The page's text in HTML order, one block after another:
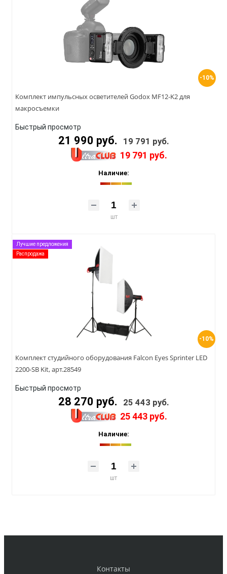
-10%
Комплект импульсных осветителей Godox MF12-K2 для
макросъемки
Быстрый просмотр
21 990 руб. 19 791 руб.
19 791 руб.
Наличие:
шт
-10%
Лучшие предложения
Распродажа
Комплект студийного оборудования Falcon Eyes Sprinter LED
2200-SB Kit, арт.28549
Быстрый просмотр
28 270 руб. 25 443 руб.
25 443 руб.
Наличие:
шт
Контакты